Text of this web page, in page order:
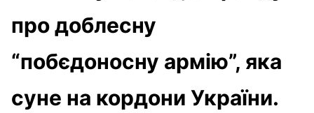
про доблесну
“побєдоносну армію”, яка
суне на кордони України.